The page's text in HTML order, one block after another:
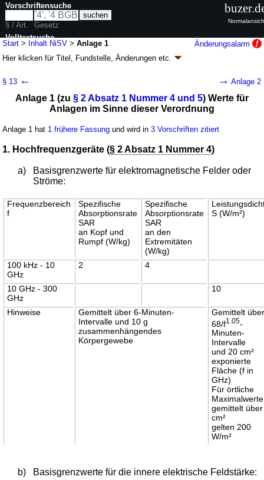
Start > Inhalt NiSV >Anlage 1
Änderungsalarm
Hier klicken fürTitel, Fundstelle, Änderungen etc.
schädlichen Wirkungen nichtionisierender
Strahlung bei der Anwendung am Menschen
Artikel 4 V. v. 29.11.2018BGBl. I S. 2034, 2187, 2021 I S. 5261; zuletzt
Geltung ab 31.12.2020, abweichend sieheArtikel 20; FNA: 751-24-5
7 weitere Fassungen | Drucksachen / Entwurf / Begründung |
wird in 6 Vorschriften zitiert
§ 13 ← → Anlage 2
Anlage 1 (zu § 2 Absatz 1 Nummer 4 und 5) Werte für
Anlagen im Sinne dieser Verordnung
Anlage 1 hat 1 frühere Fassung und wird in3 Vorschriften zitiert
1. Hochfrequenzgeräte (§ 2 Absatz 1 Nummer 4)
a)
Basisgrenzwerte für elektromagnetische Felder oder
Ströme:
Frequenzbereich
f
Spezifische
Absorptionsrate
SAR
an Kopf und
Rumpf (W/kg)
Spezifische
Absorptionsrate
SAR
an den
Extremitäten
(W/kg)
S (W/m²)
100 kHz - 10
GHz
2 4
10 GHz - 300
GHz
10
Hinweise
Gemittelt über 6-Minuten-
Intervalle und 10 g
zusammenhängendes
Körpergewebe
Gemittelt
68/f1.05-
Minuten-
Intervalle
und 20 cm²
exponierte
Fläche (f in
GHz)
Für örtliche
Maximalwerte
gemittelt
cm²
gelten 200
W/m²
b) Basisgrenzwerte für die innere elektrische Feldstärke:
Vorschriftensuche
§ / Art.
Gesetz
Volltextsuche
nur in NiSV